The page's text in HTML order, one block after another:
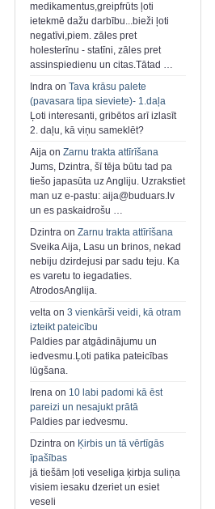
medikamentus,greipfrūts ļoti
ietekmē dažu darbību...bieži ļoti
negatīvi,piem. zāles pret
holesterīnu - statīni, zāles pret
assinspiedienu un citas.Tātad …
Indra on Tava krāsu palete
(pavasara tipa sieviete)- 1.daļa
Ļoti interesanti, gribētos arī izlasīt
2. daļu, kā viņu sameklēt?
Aija on Zarnu trakta attīrīšana
Jums, Dzintra, šī tēja būtu tad pa
tiešo japasūta uz Angliju. Uzrakstiet
man uz e-pastu: aija@buduars.lv
un es paskaidrošu …
Dzintra on Zarnu trakta attīrīšana
Sveika Aija, Lasu un brinos, nekad
nebiju dzirdejusi par sadu teju. Ka
es varetu to iegadaties.
AtrodosAnglija.
velta on 3 vienkārši veidi, kā otram
izteikt pateicību
Paldies par atgādinājumu un
iedvesmu.Ļoti patika pateicības
lūgšana.
Irena on 10 labi padomi kā ēst
pareizi un nesajukt prātā
Paldies par iedvesmu.
Dzintra on Ķirbis un tā vērtīgās
īpašības
jā tiešām ļoti veseliga ķirbja suliņa
visiem iesaku dzeriet un esiet
veseli